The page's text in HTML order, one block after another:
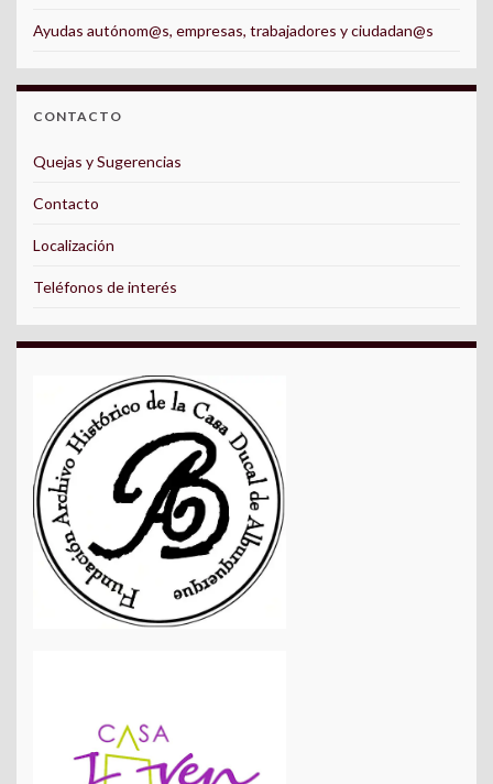
Ayudas autónom@s, empresas, trabajadores y ciudadan@s
CONTACTO
Quejas y Sugerencias
Contacto
Localización
Teléfonos de interés